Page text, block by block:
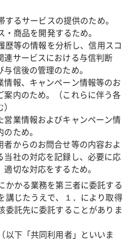
るサービスの提供のため。
商品を開発するため。
歴等の情報を分析し、信用スコ
連サービスにおける与信判断
与信後の管理のため。
報、キャンペーン情報等のお
案内のため。（これらに伴う各
営業情報およびキャンペーン情
ため。
者からのお問合せ等の内容およ
当社の対応を記録し、必要に応
切な対応をするため。
かかる業務を第三者に委託する
講じたうえで、１．により取得
委託先に委託することがありま
下「共同利用者」といいま